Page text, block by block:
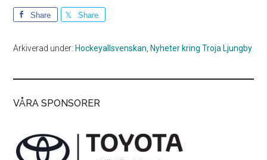
Share Share
Arkiverad under: Hockeyallsvenskan Nyheter kring Troja Ljungby
VÅRA SPONSORER